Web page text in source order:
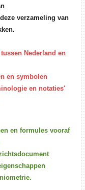
verzameling van
Nederland en
en symbolen
en notaties'
en formules vooraf